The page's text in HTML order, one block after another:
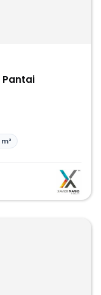
Pantai